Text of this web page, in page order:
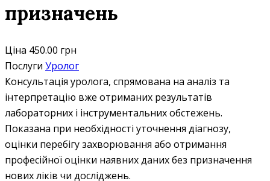
призначень
Ціна 450.00 грн
Послуги Уролог
Консультація уролога, спрямована на аналіз та
інтерпретацію вже отриманих результатів
лабораторних і інструментальних обстежень.
Показана при необхідності уточнення діагнозу,
оцінки перебігу захворювання або отримання
професійної оцінки наявних даних без призначення
нових ліків чи досліджень.